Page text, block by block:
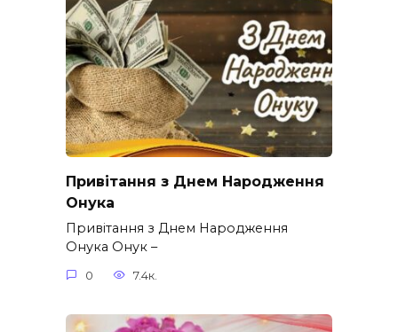
Привітання з Днем Народження
Онука
Привітання з Днем Народження
Онука Онук –
0 7.4к.